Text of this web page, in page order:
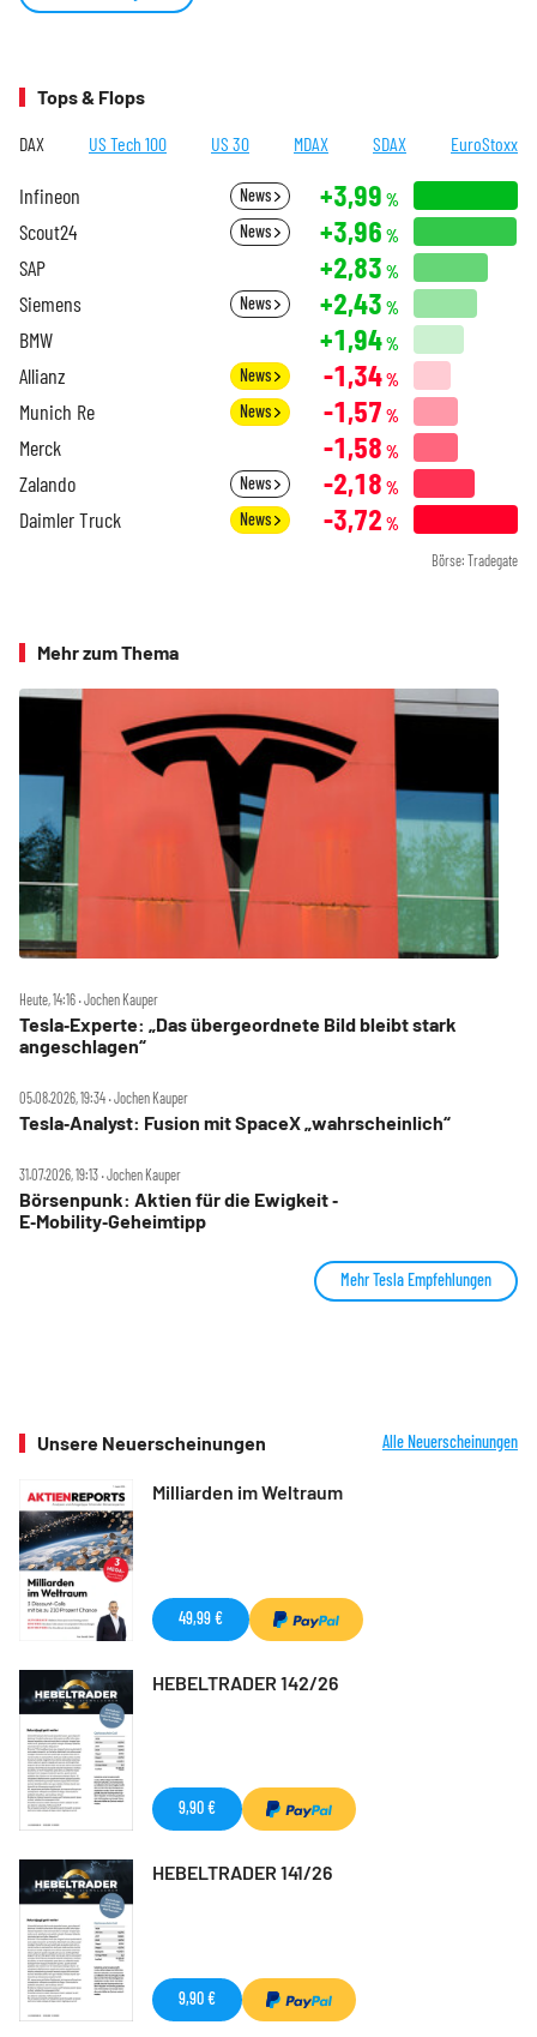
Tops & Flops
DAX US Tech 100 US 30 MDAX SDAX EuroStoxx
Infineon News +3,99 %
Scout24 News +3,96 %
SAP +2,83 %
Siemens News +2,43 %
BMW +1,94%
Allianz News -1,34%
Munich Re News -1,57 %
Merck -1,58 %
Zalando News -2,18 %
Daimler Truck News -3,72 %
Börse: Tradegate
Mehr zum Thema
Heute, 14:16 ‧ Jochen Kauper
Tesla‑Experte: „Das übergeordnete Bild bleibt stark
angeschlagen“
05.08.2026, 19:34 ‧ Jochen Kauper
Tesla‑Analyst: Fusion mit SpaceX „wahrscheinlich“
31.07.2026, 19:13 ‧ Jochen Kauper
Börsenpunk: Aktien für die Ewigkeit ‑
E‑Mobility‑Geheimtipp
Mehr Tesla Empfehlungen
Unsere Neuerscheinungen Alle Neuerscheinungen
Milliarden im Weltraum
49,99 €
HEBELTRADER 142/26
9,90 €
HEBELTRADER 141/26
9,90 €